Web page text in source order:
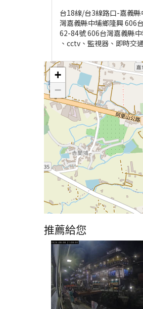
台18線/台3線路口-嘉義
灣嘉義縣中埔鄉隆興 606
62-84號 606台灣嘉義縣
、cctv、監視器、即時交
+
−
推薦給您